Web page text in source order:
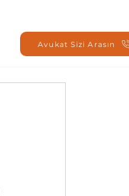
Avukat Sizi Arasın